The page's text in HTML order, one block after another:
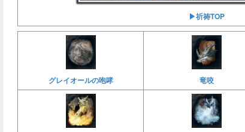
▶︎祈祷TOP
グレイオールの咆哮 竜咬